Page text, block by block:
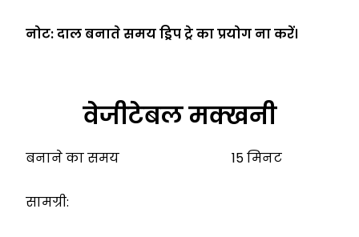
नोट: दाल बनाते समय ड्रिप ट्रे का प्रयोग ना करें।
वेजीटेबल मक्खनी
बनाने का समय 15 मिनट
सामग्री: